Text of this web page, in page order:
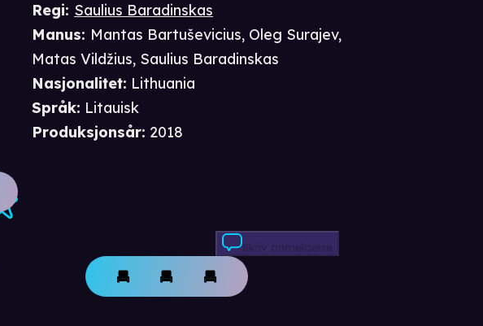
Skriv anmeldelse
Regi: Saulius Baradinskas
Manus: Mantas Bartuševicius, Oleg Surajev,
Matas Vildžius, Saulius Baradinskas
Nasjonalitet: Lithuania
Språk: Litauisk
Produksjonsår: 2018